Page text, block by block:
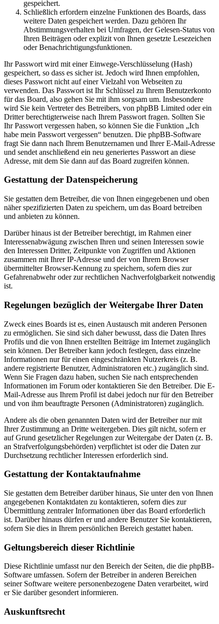
gespeichert.
Schließlich erfordern einzelne Funktionen des Boards, dass
weitere Daten gespeichert werden. Dazu gehören Ihr
Abstimmungsverhalten bei Umfragen, der Gelesen-Status von
Ihren Beiträgen oder explizit von Ihnen gesetzte Lesezeichen
oder Benachrichtigungsfunktionen.
Ihr Passwort wird mit einer Einwege-Verschlüsselung (Hash)
gespeichert, so dass es sicher ist. Jedoch wird Ihnen empfohlen,
dieses Passwort nicht auf einer Vielzahl von Webseiten zu
verwenden. Das Passwort ist Ihr Schlüssel zu Ihrem Benutzerkonto
für das Board, also gehen Sie mit ihm sorgsam um. Insbesondere
wird Sie kein Vertreter des Betreibers, von phpBB Limited oder ein
Dritter berechtigterweise nach Ihrem Passwort fragen. Sollten Sie
Ihr Passwort vergessen haben, so können Sie die Funktion „Ich
habe mein Passwort vergessen“ benutzen. Die phpBB-Software
fragt Sie dann nach Ihrem Benutzernamen und Ihrer E-Mail-Adresse
und sendet anschließend ein neu generiertes Passwort an diese
Adresse, mit dem Sie dann auf das Board zugreifen können.
Gestattung der Datenspeicherung
Sie gestatten dem Betreiber, die von Ihnen eingegebenen und oben
näher spezifizierten Daten zu speichern, um das Board betreiben
und anbieten zu können.
Darüber hinaus ist der Betreiber berechtigt, im Rahmen einer
Interessenabwägung zwischen Ihren und seinen Interessen sowie
den Interessen Dritter, Zeitpunkte von Zugriffen und Aktionen
zusammen mit Ihrer IP-Adresse und der von Ihrem Browser
übermittelter Browser-Kennung zu speichern, sofern dies zur
Gefahrenabwehr oder zur rechtlichen Nachverfolgbarkeit notwendig
ist.
Regelungen bezüglich der Weitergabe Ihrer Daten
Zweck eines Boards ist es, einen Austausch mit anderen Personen
zu ermöglichen. Sie sind sich daher bewusst, dass die Daten Ihres
Profils und die von Ihnen erstellten Beiträge im Internet zugänglich
sein können. Der Betreiber kann jedoch festlegen, dass einzelne
Informationen nur für einen eingeschränkten Nutzerkreis (z. B.
andere registrierte Benutzer, Administratoren etc.) zugänglich sind.
Wenn Sie Fragen dazu haben, suchen Sie nach entsprechenden
Informationen im Forum oder kontaktieren Sie den Betreiber. Die E-
Mail-Adresse aus Ihrem Profil ist dabei jedoch nur für den Betreiber
und von ihm beauftragte Personen (Administratoren) zugänglich.
Andere als die oben genannten Daten wird der Betreiber nur mit
Ihrer Zustimmung an Dritte weitergeben. Dies gilt nicht, sofern er
auf Grund gesetzlicher Regelungen zur Weitergabe der Daten (z. B.
an Strafverfolgungsbehörden) verpflichtet ist oder die Daten zur
Durchsetzung rechtlicher Interessen erforderlich sind.
Gestattung der Kontaktaufnahme
Sie gestatten dem Betreiber darüber hinaus, Sie unter den von Ihnen
angegebenen Kontaktdaten zu kontaktieren, sofern dies zur
Übermittlung zentraler Informationen über das Board erforderlich
ist. Darüber hinaus dürfen er und andere Benutzer Sie kontaktieren,
sofern Sie dies in Ihrem persönlichen Bereich gestattet haben.
Geltungsbereich dieser Richtlinie
Diese Richtlinie umfasst nur den Bereich der Seiten, die die phpBB-
Software umfassen. Sofern der Betreiber in anderen Bereichen
seiner Software weitere personenbezogene Daten verarbeitet, wird
er Sie darüber gesondert informieren.
Auskunftsrecht